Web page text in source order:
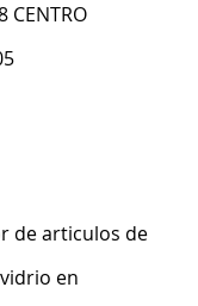
CENTRO
de articulos de
en